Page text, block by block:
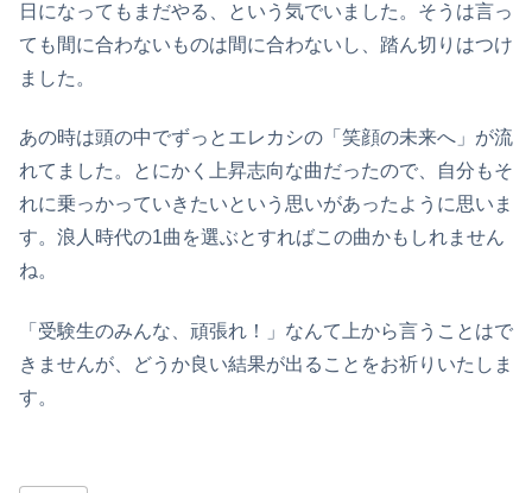
日になってもまだやる、という気でいました。そうは言っ
ても間に合わないものは間に合わないし、踏ん切りはつけ
ました。
あの時は頭の中でずっとエレカシの「笑顔の未来へ」が流
れてました。とにかく上昇志向な曲だったので、自分もそ
れに乗っかっていきたいという思いがあったように思いま
す。浪人時代の1曲を選ぶとすればこの曲かもしれません
ね。
「受験生のみんな、頑張れ！」なんて上から言うことはで
きませんが、どうか良い結果が出ることをお祈りいたしま
す。